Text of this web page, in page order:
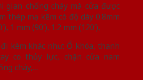
gian chống cháy mà cửa được
thép mạ kẽm có độ dày 0.8mm
1 mm (90’), 1.2 mm (120’),
đi kèm khác như: Ổ khóa, thanh
co thủy lực, chặn cửa nam
cháy,…